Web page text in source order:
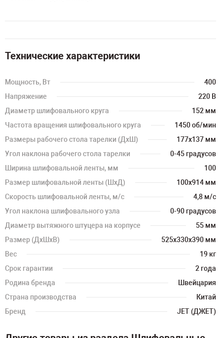
Технические характеристики
Мощность, Вт
400
Напряжение
220 В
Диаметр шлифовального круга
152 мм
Частота вращения шлифовального круга
1450 об/мин
Размеры рабочего стола тарелки (ДхШ)
177х137 мм
Угол наклона рабочего стола тарелки
0-45 градусов
Ширина шлифовальной ленты, мм
100
Размер шлифовальной ленты (ШхД)
100х914 мм
Скорость шлифовальной ленты, м/с
4,8 м/с
Угол наклона шлифовального узла
0-90 градусов
Диаметр вытяжного штуцера на корпусе
55 мм
Размер (ДхШхВ)
525х330х390 мм
Вес
19 кг
Срок гарантии
2 года
Родина бренда
Швейцария
Страна производства
Китай
Бренд
JET (ДЖЕТ)